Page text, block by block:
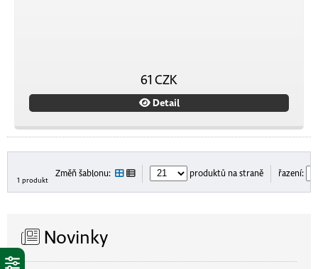
61 CZK
Detail
1 produkt
Změň šablonu: produktů na straně řazení:
Novinky